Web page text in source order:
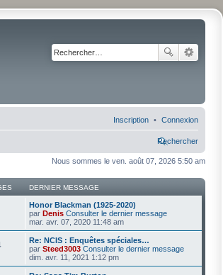
Connexion
Inscription
Rechercher
Nous sommes le ven. août 07, 2026 5:50 am
DERNIER MESSAGE
Honor Blackman (1925-2020)
par Denis Consulter le dernier message
mar. avr. 07, 2020 11:48 am
Re: NCIS : Enquêtes spéciales…
par Steed3003 Consulter le dernier message
dim. avr. 11, 2021 1:12 pm